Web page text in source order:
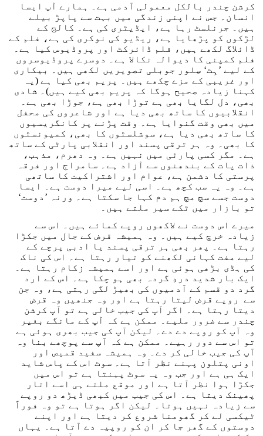
کرشن چندر بالکل معمولی آدمی ہے۔ ہمارے آپ ایسا
انسان۔ جس نے اپنی زندگی میں بہت سے پاپڑ بیلے
ہیں۔ جرنلسٹ رہا ہے، ایڈیٹری کی ہے۔ کالج کے
لڑکوں کو پڑھایا ہے، ریڈیو کی نوکری کی ہے، فلم کے
ڈائلاگ لکھے ہیں، فلم ڈائرکٹ اور پروڈیوس کیا ہے۔
فلم کمپنی کا دیوالہ نکالا ہے۔ دوسرے پروڈیوسروں
کے لیے ’ہِٹ‘ سِلور جوبلی تصویریں لکھی ہیں۔ بیکاری
اور غریبی کے مزے چکھے ہیں۔ پریم بھی کیا ہے (یہ
کہنا زیادہ صحیح ہوگا کہ پریم بھی کیے ہیں)۔ شادی
بھی، دل لگایا بھی ہے توڑا بھی ہے، جوڑا بھی ہے۔
انقلابیوں کا ساتھ بھی دیا ہے اور شاعروں کی محفل
میں بھی وقت گنوایا ہے۔ وقت پڑنے پر کانگریسیوں
کا ساتھ بھی دیا ہے، سوشلسٹوں کا بھی، کمیونسٹوں
کا بھی۔ وہ ہر ترقی پسند اور انقلابی پارٹی کے ساتھ
ہے۔ مگر کسی پارٹی میں نہیں ہے۔ وہ دھرم، مذہب،
ذات پات کے بندھنوں سے آزاد ہے۔ سامراج اور فرقہ
پرستی کا دشمن ہے، عوام اور اشتراکیت کا ساتھی
ہے۔ وہ یہ سب کچھ ہے۔ اسی لیے میرا دوست ہے۔ ایسا
دوست جسے سچ مچ ہم دم کہا جا سکتا ہے۔ ورنہ ’دوست‘
تو بازار میں ٹکے سیر ملتے ہیں۔
میرے اس دوست نے لاکھوں روپے کمائے ہیں۔ اس سے
زیادہ خرچ کیے ہیں۔ وہ ہمیشہ قرض کے جال میں جکڑا
رہتا ہے۔ پھر بھی ہر ترقی پسند یا ادبی پرچے کے
لیے مفت کہانی لکھنے کو تیار رہتا ہے۔ اس کی ناک
کی ہڈی بڑھی ہوئی ہے اور اسے ہمیشہ زکام رہتا ہے۔
ایک بار شدید دردِ گردہ بھی ہو چکا ہے۔ اس کے ارد
گرد دو قسم کے آدمیوں کی بھیڑ لگی رہتی ہے، وہ جن
سے روپے قرض لیتا رہتا ہے اور وہ جنھیں وہ قرض
دیتا رہتا ہے۔ اگر آپ کی جیب خالی ہے تو آپ کرشن
چندر سے ضرور ملیے۔ ممکن ہے کہ آپ کے مانگے بغیر
وہ آپ کو روپے دے دے۔ لیکن آپ کی جیب بھری ہوئی ہے
تو اس سے دور رہیے۔ ممکن ہے کہ آپ سے پوچھے بنا وہ
آپ کی جیب خالی کر دے۔ وہ ہمیشہ سفید قمیص اور
اونی پتلون پہنے نظر آتا ہے۔ سوٹ اس کے پاس شاید
ایک ہی ہے اور جب وہ یہ سوٹ پہنتا ہے تو اس میں
جکڑا ہوا نظر آتا ہے اور موقع ملتے ہی اسے اتار
پھینک دیتا ہے۔ اس کی جیب میں کبھی ڈیڑھ دو روپے
سے زیادہ نہیں ہوتا۔ لیکن اگر ہوتا ہے تو وہ فوراً
ٹیکسی لے کر گھومنا شروع کر دیتا ہے اور اپنے
دوستوں کے گھر جا کر ان کو روپیہ دے آتا ہے۔ یہاں